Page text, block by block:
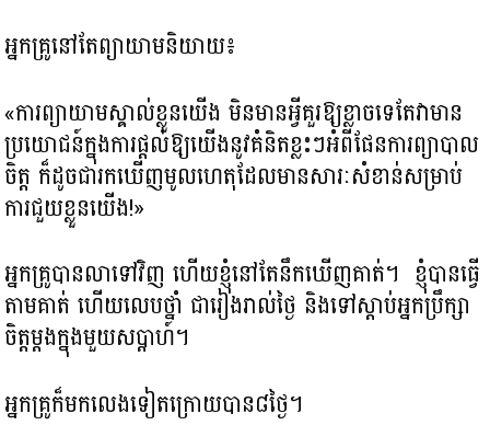
អ្នកគ្រូនៅតែព្យាយាមនិយាយ៖
«ការព្យាយាម​ស្គាល់ខ្លួនយើង មិនមាន​អ្វីគួរឱ្យខ្លាចទេតែវាមាន
ប្រយោជន៍ក្នុងការផ្តល់ឱ្យយើងនូវគំនិតខ្លះៗអំពីផែនការព្យាបាល
ចិត្ត​ ក៏ដូចជារកឃើញមូលហេតុដែលមានសារៈសំខាន់សម្រាប់
ការជួយខ្លួនយើង!»
អ្នកគ្រូបានលាទៅវិញ ហើយខ្ញុំនៅតែនឹកឃើញគាត់។ ខ្ញុំបានធ្វើ
តាមគាត់ ហើយ​លេបថ្នាំ ជារៀងរាល់ថ្ងៃ និងទៅស្តាប់អ្នកប្រឹក្សា​
ចិត្ត​ម្តងក្នុងមួយសប្តាហ៍។
អ្នកគ្រូក៏មកលេងទៀតក្រោយបាន៨ថ្ងៃ។